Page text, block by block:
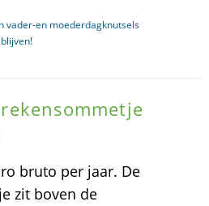
vader-en moederdagknutsels
bruto per jaar. De
zit boven de